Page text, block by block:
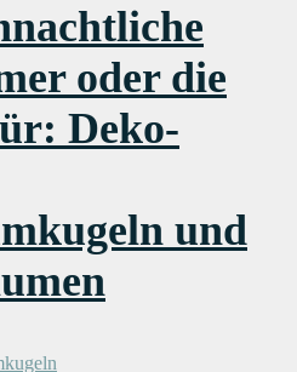
oder die
Deko-
und